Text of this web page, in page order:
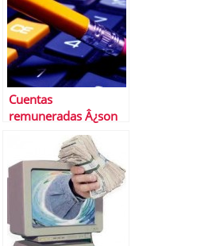
Cuentas
remuneradas Â¿son